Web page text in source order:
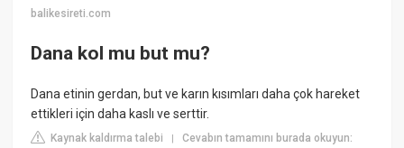
balikesireti.com
Dana kol mu but mu?
Dana etinin gerdan, but ve karın kısımları daha çok hareket
ettikleri için daha kaslı ve serttir.
Kaynak kaldırma talebi |Cevabın tamamını burada okuyun: